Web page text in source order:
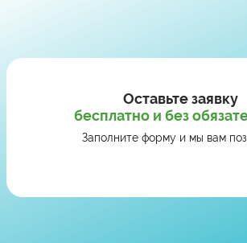
Оставьте заявку
бесплатно и без
Заполните форму и мы вам